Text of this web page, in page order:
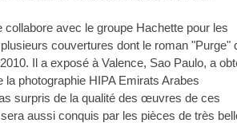
avec le groupe Hachette pour les
couvertures dont le roman "Purge"
Il a exposé à Valence, Sao Paulo, a
la photographie HIPA Emirats Arabes
surpris de la qualité des œuvres de ces
aussi conquis par les pièces de très